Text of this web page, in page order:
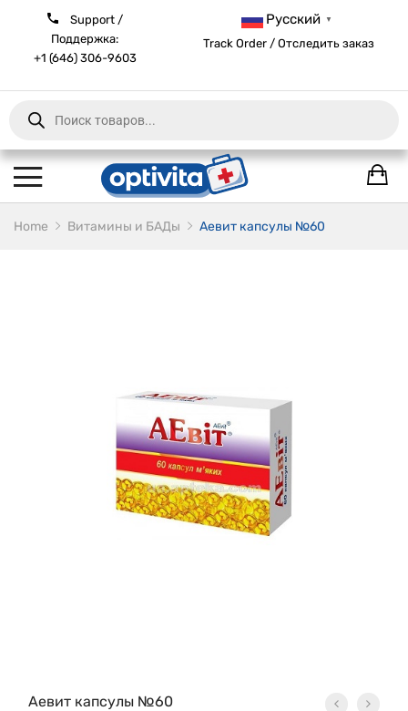
Support /
Поддержка:
+1 (646) 306-9603
Русский ▼
Track Order / Отследить заказ
Products
search
Home Витамины и БАДы Аевит капсулы №60
Аевит капсулы №60